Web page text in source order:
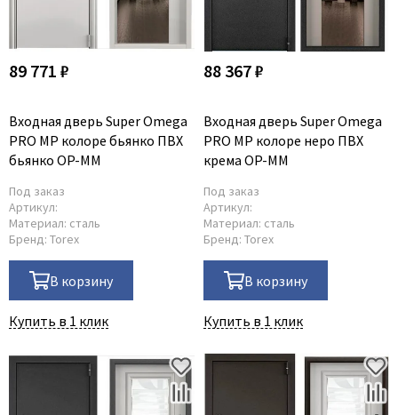
89 771 ₽
Входная дверь Super Omega
PRO MP колоре бьянко ПВХ
бьянко OP-MM
Под заказ
Артикул:
Материал: сталь
Бренд: Torex
В корзину
Купить в 1 клик
88 367 ₽
Входная дверь Super Omega
PRO MP колоре неро ПВХ
крема OP-MM
Под заказ
Артикул:
Материал: сталь
Бренд: Torex
В корзину
Купить в 1 клик